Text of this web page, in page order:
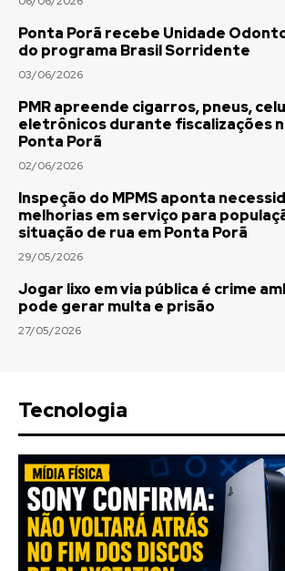
Ponta Porã recebe Unidade
do programa Brasil Sorridente
03/06/2026
PMR apreende cigarros, pneus,
eletrônicos durante fiscalizações
Ponta Porã
02/06/2026
Inspeção do MPMS aponta
melhorias em serviço para
situação de rua em Ponta Porã
29/05/2026
Jogar lixo em via pública é crime
pode gerar multa e prisão
27/05/2026
Tecnologia